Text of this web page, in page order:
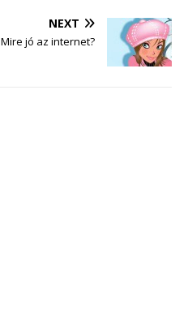
NEXT
Mire jó az internet?